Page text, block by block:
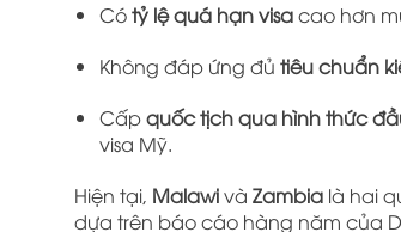
Cótỷ lệ quá hạn visacao hơn
Không đáp ứng đủ tiêu chuẩn
Cấpquốc tịch qua hình thức
visa Mỹ.
Hiện tại, Malawivà Zambia là hai
dựa trên báo cáo hàng năm của